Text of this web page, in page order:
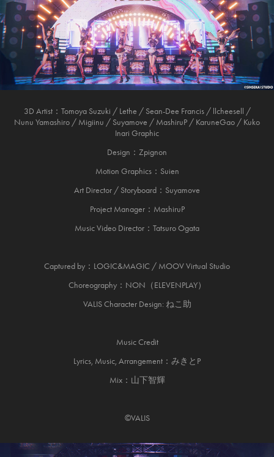
3D Artist：Tomoya Suzuki / Lethe / Sean-Dee Francis / llcheesell /
Nunu Yamashiro / Migiinu / Suyamove / MashiruP / KaruneGao / Kuko
Inari Graphic
Design：Zpignon
Motion Graphics：Suien
Art Director / Storyboard：Suyamove
Project Manager：MashiruP
Music Video Director：Tatsuro Ogata
Captured by：LOGIC&MAGIC / MOOV Virtual Studio
Choreography：NON（ELEVENPLAY）
VALIS Character Design: ねこ助
Music Credit
Lyrics, Music, Arrangement：みきとP
Mix：山下智輝
©VALIS